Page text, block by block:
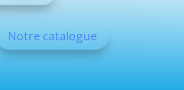
Notre catalogue